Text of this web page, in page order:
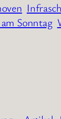
Sonntag